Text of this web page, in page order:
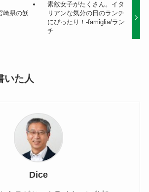
崎県の飫
素敵女子がたくさん。イタ
リアンな気分の日のランチ
にぴったり！-famiglia/ラン
チ
いた人
Dice